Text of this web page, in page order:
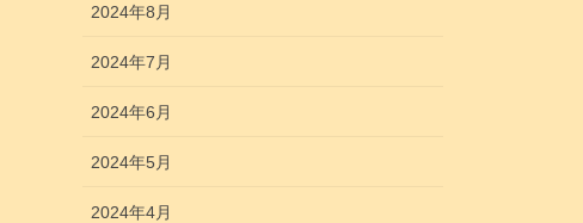
2024年8月
2024年7月
2024年6月
2024年5月
2024年4月